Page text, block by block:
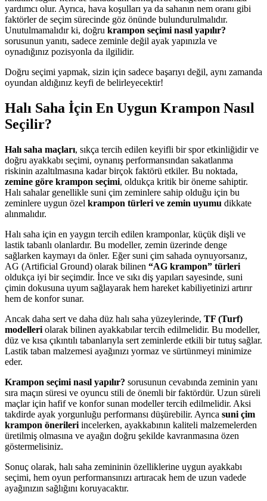
yardımcı olur. Ayrıca, hava koşulları ya da sahanın nem oranı gibi
faktörler de seçim sürecinde göz önünde bulundurulmalıdır.
Unutulmamalıdır ki, doğru krampon seçimi nasıl yapılır?
sorusunun yanıtı, sadece zeminle değil ayak yapınızla ve
oynadığınız pozisyonla da ilgilidir.
Doğru seçimi yapmak, sizin için sadece başarıyı değil, aynı zamanda
oyundan aldığınız keyfi de belirleyecektir!
Halı Saha İçin En Uygun Krampon Nasıl
Seçilir?
Halı saha maçları, sıkça tercih edilen keyifli bir spor etkinliğidir ve
doğru ayakkabı seçimi, oynanış performansından sakatlanma
riskinin azaltılmasına kadar birçok faktörü etkiler. Bu noktada,
zemine göre krampon seçimi, oldukça kritik bir öneme sahiptir.
Halı sahalar genellikle suni çim zeminlere sahip olduğu için bu
zeminlere uygun özel krampon türleri ve zemin uyumu dikkate
alınmalıdır.
Halı saha için en yaygın tercih edilen kramponlar, küçük dişli ve
lastik tabanlı olanlardır. Bu modeller, zemin üzerinde denge
sağlarken kaymayı da önler. Eğer suni çim sahada oynuyorsanız,
AG (Artificial Ground) olarak bilinen “AG krampon” türleri
oldukça iyi bir seçimdir. İnce ve sıkı diş yapıları sayesinde, suni
çimin dokusuna uyum sağlayarak hem hareket kabiliyetinizi artırır
hem de konfor sunar.
Ancak daha sert ve daha düz halı saha yüzeylerinde, TF (Turf)
modelleri olarak bilinen ayakkabılar tercih edilmelidir. Bu modeller,
düz ve kısa çıkıntılı tabanlarıyla sert zeminlerde etkili bir tutuş sağlar.
Lastik taban malzemesi ayağınızı yormaz ve sürtünmeyi minimize
eder.
Krampon seçimi nasıl yapılır? sorusunun cevabında zeminin yanı
sıra maçın süresi ve oyuncu stili de önemli bir faktördür. Uzun süreli
maçlar için hafif ve konfor sunan modeller tercih edilmelidir. Aksi
takdirde ayak yorgunluğu performansı düşürebilir. Ayrıca suni çim
krampon önerileri incelerken, ayakkabının kaliteli malzemelerden
üretilmiş olmasına ve ayağın doğru şekilde kavranmasına özen
göstermelisiniz.
Sonuç olarak, halı saha zemininin özelliklerine uygun ayakkabı
seçimi, hem oyun performansınızı artıracak hem de uzun vadede
ayağınızın sağlığını koruyacaktır.